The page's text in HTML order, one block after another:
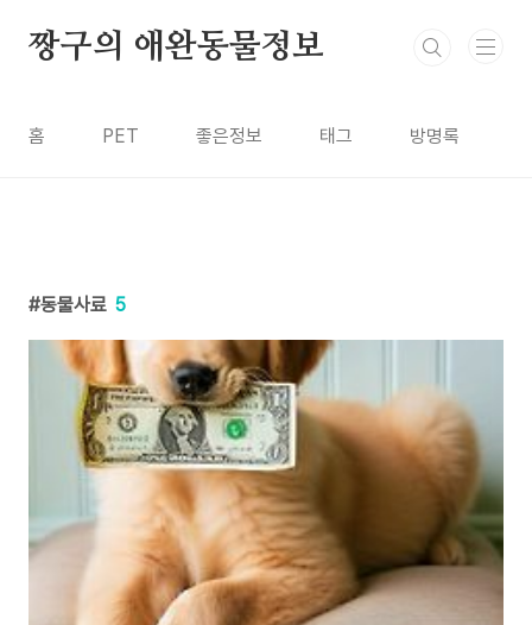
짱구의 애완동물정보
홈 PET 좋은정보 태그 방명록
동물사료 5